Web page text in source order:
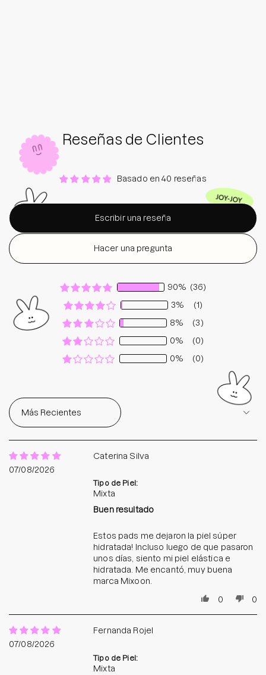
Reseñas de Clientes
Basado en 40 reseñas
Escribir una reseña
Hacer una pregunta
90% (36)
3%
(1)
8%
(3)
0%
(0)
0%
(0)
Sort by
07/08/2026
Caterina Silva
Tipo de Piel:
Mixta
Buen resultado
Estos pads me dejaron la piel súper
hidratada! Incluso luego de que pasaron
unos días, siento mi piel elástica e
hidratada. Me encantó, muy buena
marca Mixoon.
0
0
07/08/2026
Fernanda Rojel
Tipo de Piel:
Mixta